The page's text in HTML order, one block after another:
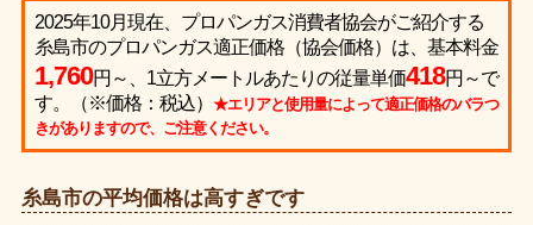
2025年10月現在、プロパンガス消費者協会がご紹介する
糸島市のプロパンガス適正価格（協会価格）は、基本料金
1,760円～、1立方メートルあたりの従量単価418円～で
す。（※価格：税込） ★エリアと使用量によって適正価格のバラつ
きがありますので、ご注意ください。
糸島市の平均価格は高すぎです